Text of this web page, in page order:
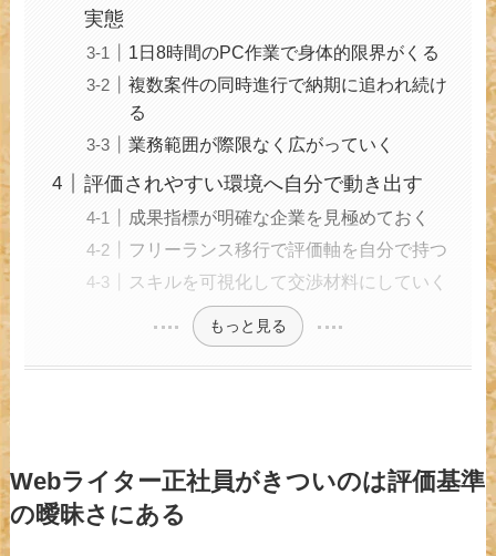
実態
1日8時間のPC作業で身体的限界がくる
複数案件の同時進行で納期に追われ続け
る
業務範囲が際限なく広がっていく
評価されやすい環境へ自分で動き出す
成果指標が明確な企業を見極めておく
フリーランス移行で評価軸を自分で持つ
スキルを可視化して交渉材料にしていく
もっと見る
Webライター正社員がきついのは評価基準
の曖昧さにある